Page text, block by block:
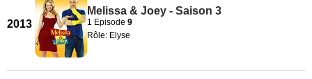
2013
Melissa & Joey - Saison 3
1 Episode 9
Rôle: Elyse